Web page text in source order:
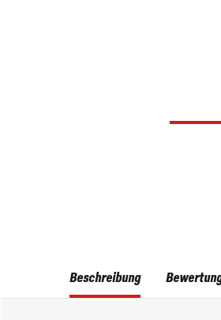
Beschreibung